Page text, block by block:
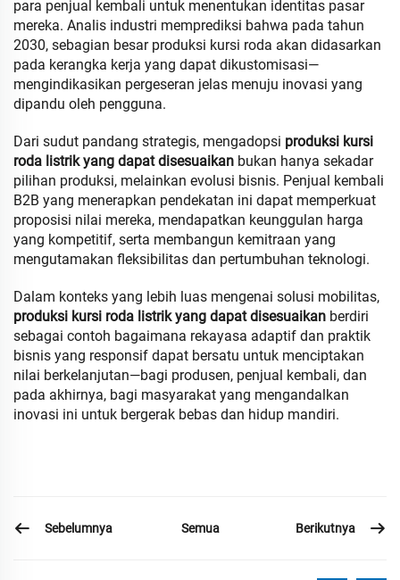
para penjual kembali untuk menentukan identitas pasar
mereka. Analis industri memprediksi bahwa pada tahun
2030, sebagian besar produksi kursi roda akan didasarkan
pada kerangka kerja yang dapat dikustomisasi—
mengindikasikan pergeseran jelas menuju inovasi yang
dipandu oleh pengguna.
Dari sudut pandang strategis, mengadopsi produksi kursi
roda listrik yang dapat disesuaikan bukan hanya sekadar
pilihan produksi, melainkan evolusi bisnis. Penjual kembali
B2B yang menerapkan pendekatan ini dapat memperkuat
proposisi nilai mereka, mendapatkan keunggulan harga
yang kompetitif, serta membangun kemitraan yang
mengutamakan fleksibilitas dan pertumbuhan teknologi.
Dalam konteks yang lebih luas mengenai solusi mobilitas,
produksi kursi roda listrik yang dapat disesuaikan berdiri
sebagai contoh bagaimana rekayasa adaptif dan praktik
bisnis yang responsif dapat bersatu untuk menciptakan
nilai berkelanjutan—bagi produsen, penjual kembali, dan
pada akhirnya, bagi masyarakat yang mengandalkan
inovasi ini untuk bergerak bebas dan hidup mandiri.
Sebelumnya Semua Berikutnya